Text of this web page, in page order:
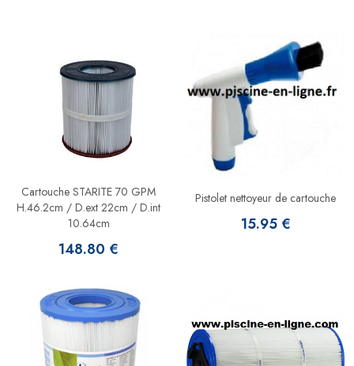
Cartouche STARITE 70 GPM
H.46.2cm / D.ext 22cm / D.int
10.64cm
148.80 €
Pistolet nettoyeur de cartouche
15.95 €